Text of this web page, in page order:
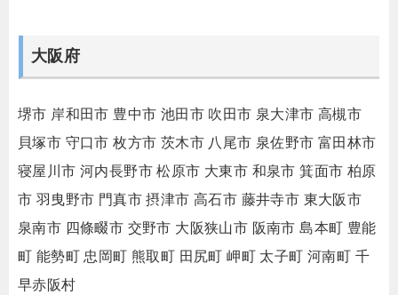
大阪府
堺市 岸和田市 豊中市 池田市 吹田市 泉大津市 高槻市
貝塚市 守口市 枚方市 茨木市 八尾市 泉佐野市 富田林市
寝屋川市 河内長野市 松原市 大東市 和泉市 箕面市 柏原
市 羽曳野市 門真市 摂津市 高石市 藤井寺市 東大阪市
泉南市 四條畷市 交野市 大阪狭山市 阪南市 島本町 豊能
町 能勢町 忠岡町 熊取町 田尻町 岬町 太子町 河南町 千
早赤阪村